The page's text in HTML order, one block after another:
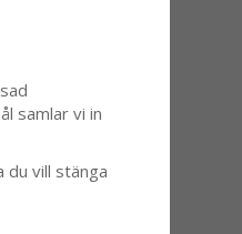
dekoration
samlar vi in
du vill stänga